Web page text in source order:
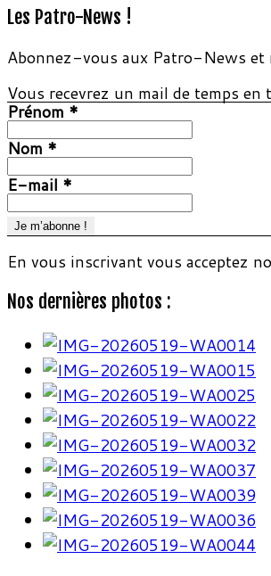
Les Patro-News !
Abonnez-vous aux Patro-News et
Vous recevrez un mail de temps
Prénom *
Nom *
E-mail *
En vous inscrivant vous acceptez
Nos dernières photos :